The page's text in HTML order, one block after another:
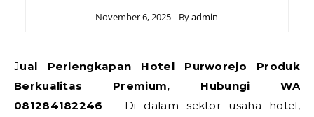
November 6, 2025 - Byadmin
Jual Perlengkapan Hotel Purworejo Produk
Berkualitas Premium, Hubungi WA
081284182246 – Di dalam sektor usaha hotel,